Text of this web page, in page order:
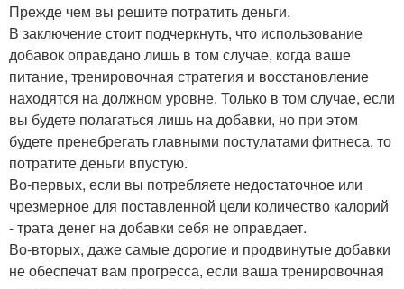
Прежде чем вы решите потратить деньги.
В заключение стоит подчеркнуть, что использование
добавок оправдано лишь в том случае, когда ваше
питание, тренировочная стратегия и восстановление
находятся на должном уровне. Только в том случае, если
вы будете полагаться лишь на добавки, но при этом
будете пренебрегать главными постулатами фитнеса, то
потратите деньги впустую.
Во-первых, если вы потребляете недостаточное или
чрезмерное для поставленной цели количество калорий
- трата денег на добавки себя не оправдает.
Во-вторых, даже самые дорогие и продвинутые добавки
не обеспечат вам прогресса, если ваша тренировочная